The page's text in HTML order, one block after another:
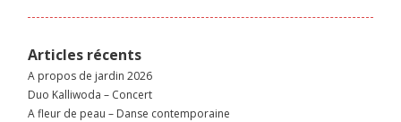
Articles récents
A propos de jardin 2026
Duo Kalliwoda – Concert
A fleur de peau – Danse contemporaine